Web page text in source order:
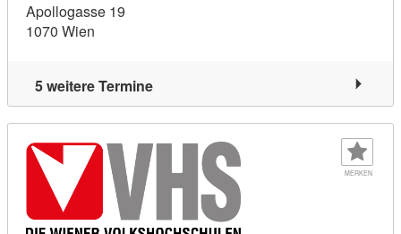
Apollogasse 19
1070 Wien
5 weitere Termine
MERKEN